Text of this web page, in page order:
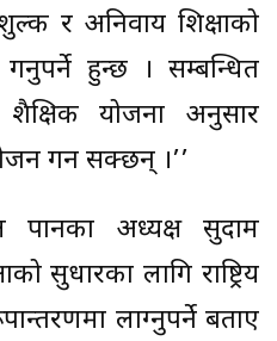
र अनिवार्य शिक्षाको
हुन्छ । सम्बन्धित
योजना अनुसार
गर्न सक्छन् ।’’
पानका अध्यक्ष सुदाम
सुधारका लागि राष्ट्रिय
लाग्नुपर्ने बताए